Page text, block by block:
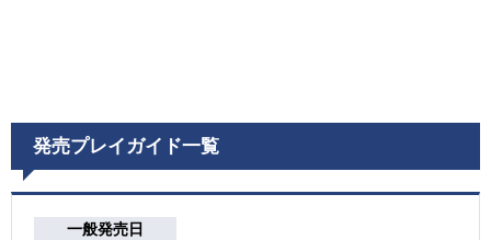
発売プレイガイド一覧
一般発売日